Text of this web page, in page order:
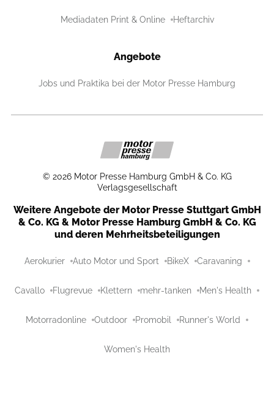
Mediadaten Print & Online Heftarchiv
Angebote
Jobs und Praktika bei der Motor Presse Hamburg
© 2026 Motor Presse Hamburg GmbH & Co. KG
Verlagsgesellschaft
Weitere Angebote der Motor Presse Stuttgart GmbH
& Co. KG & Motor Presse Hamburg GmbH & Co. KG
und deren Mehrheitsbeteiligungen
Aerokurier Auto Motor und Sport BikeX Caravaning
Cavallo Flugrevue Klettern mehr-tanken Men's Health
Motorradonline Outdoor Promobil Runner's World
Women's Health